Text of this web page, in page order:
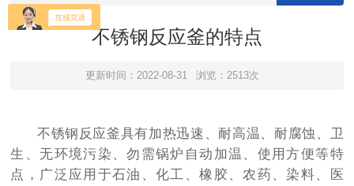
不锈钢反应釜的特点
更新时间：2022-08-31 浏览：2513次
不锈钢反应釜具有加热迅速、耐高温、耐腐蚀、卫
生、无环境污染、勿需锅炉自动加温、使用方便等特
点，广泛应用于石油、化工、橡胶、农药、染料、医